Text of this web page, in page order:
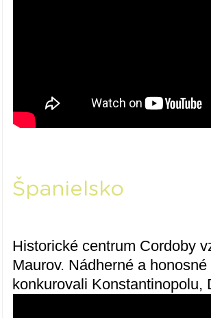
Španielsko
Historické centrum Cordoby
Maurov. Nádherné a
konkurovali Konstantinopolu,